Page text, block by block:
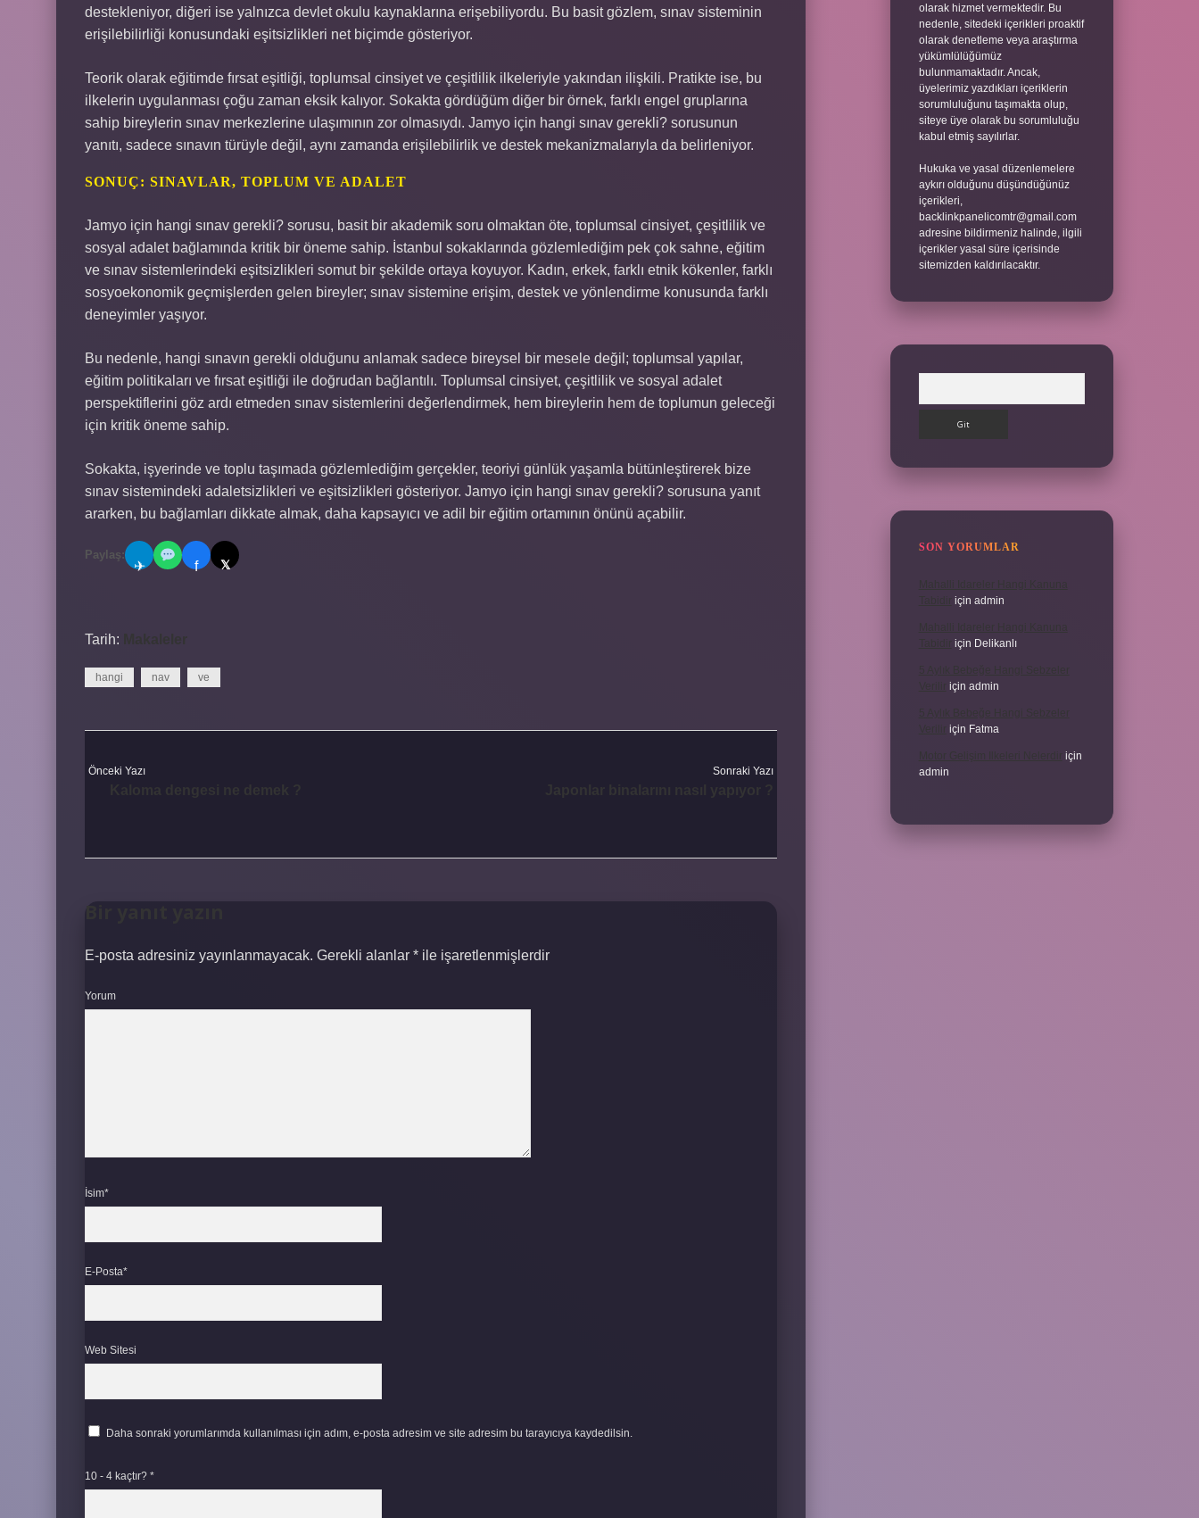
destekleniyor, diğeri ise yalnızca devlet okulu kaynaklarına erişebiliyordu. Bu basit gözlem, sınav sisteminin
erişilebilirliği konusundaki eşitsizlikleri net biçimde gösteriyor.
Teorik olarak eğitimde fırsat eşitliği, toplumsal cinsiyet ve çeşitlilik ilkeleriyle yakından ilişkili. Pratikte ise, bu
ilkelerin uygulanması çoğu zaman eksik kalıyor. Sokakta gördüğüm diğer bir örnek, farklı engel gruplarına
sahip bireylerin sınav merkezlerine ulaşımının zor olmasıydı. Jamyo için hangi sınav gerekli? sorusunun
yanıtı, sadece sınavın türüyle değil, aynı zamanda erişilebilirlik ve destek mekanizmalarıyla da belirleniyor.
SONUÇ: SINAVLAR, TOPLUM VE ADALET
Jamyo için hangi sınav gerekli? sorusu, basit bir akademik soru olmaktan öte, toplumsal cinsiyet, çeşitlilik ve
sosyal adalet bağlamında kritik bir öneme sahip. İstanbul sokaklarında gözlemlediğim pek çok sahne, eğitim
ve sınav sistemlerindeki eşitsizlikleri somut bir şekilde ortaya koyuyor. Kadın, erkek, farklı etnik kökenler, farklı
sosyoekonomik geçmişlerden gelen bireyler; sınav sistemine erişim, destek ve yönlendirme konusunda farklı
deneyimler yaşıyor.
Bu nedenle, hangi sınavın gerekli olduğunu anlamak sadece bireysel bir mesele değil; toplumsal yapılar,
eğitim politikaları ve fırsat eşitliği ile doğrudan bağlantılı. Toplumsal cinsiyet, çeşitlilik ve sosyal adalet
perspektiflerini göz ardı etmeden sınav sistemlerini değerlendirmek, hem bireylerin hem de toplumun geleceği
için kritik öneme sahip.
Sokakta, işyerinde ve toplu taşımada gözlemlediğim gerçekler, teoriyi günlük yaşamla bütünleştirerek bize
sınav sistemindeki adaletsizlikleri ve eşitsizlikleri gösteriyor. Jamyo için hangi sınav gerekli? sorusuna yanıt
ararken, bu bağlamları dikkate almak, daha kapsayıcı ve adil bir eğitim ortamının önünü açabilir.
Paylaş:
✈ f 𝕏
Tarih: Makaleler
hangi nav ve
Önceki Yazı Sonraki Yazı
E-posta adresiniz yayınlanmayacak. Gerekli alanlar * ile işaretlenmişlerdir
Yorum
İsim*
E-Posta*
Web Sitesi
Daha sonraki yorumlarımda kullanılması için adım, e-posta adresim ve site adresim bu tarayıcıya kaydedilsin.
10 - 4 kaçtır? *
olarak hizmet vermektedir. Bu
nedenle, sitedeki içerikleri proaktif
olarak denetleme veya araştırma
yükümlülüğümüz
bulunmamaktadır. Ancak,
üyelerimiz yazdıkları içeriklerin
sorumluluğunu taşımakta olup,
siteye üye olarak bu sorumluluğu
kabul etmiş sayılırlar.
Hukuka ve yasal düzenlemelere
aykırı olduğunu düşündüğünüz
içerikleri,
backlinkpanelicomtr@gmail.com
adresine bildirmeniz halinde, ilgili
içerikler yasal süre içerisinde
sitemizden kaldırılacaktır.
SON YORUMLAR
için admin
için Delikanlı
için admin
için Fatma
için
admin